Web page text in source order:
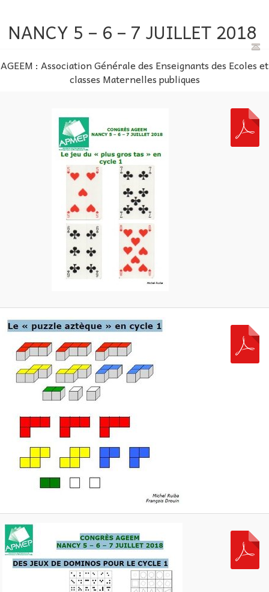
NANCY 5 – 6 – 7 JUILLET 2018
AGEEM : Association Générale des Enseignants des Ecoles et
classes Maternelles publiques